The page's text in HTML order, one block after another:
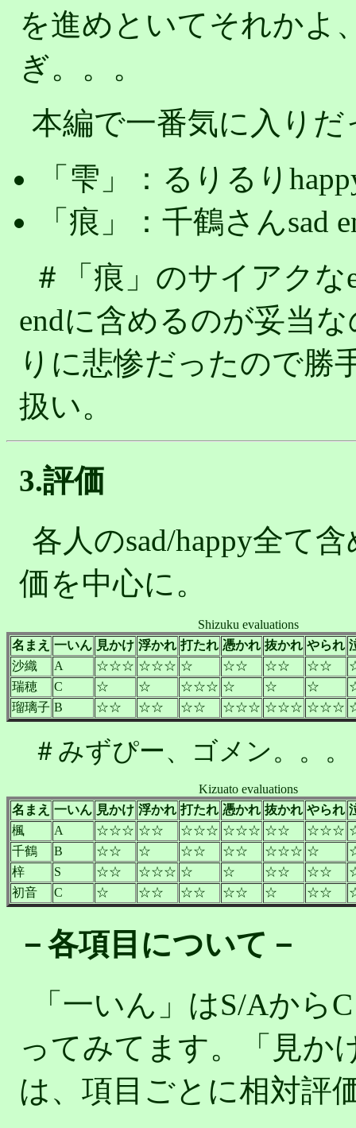
を進めといてそれかよ
ぎ。。。
本編で一番気に入り
「雫」：るりるり
「痕」：千鶴さんsad
＃「痕」のサイアク
endに含めるのが妥当
りに悲惨だったので勝
扱い。
3.評価
各人のsad/happy全て
価を中心に。
Shizuku evaluations
名まえ 一いん 見かけ 浮かれ 打たれ 憑かれ 抜かれ やられ
沙織
A ☆☆☆ ☆☆☆ ☆ ☆☆ ☆☆ ☆☆
瑞穂
C ☆ ☆ ☆☆☆ ☆ ☆ ☆
瑠璃子 B ☆☆ ☆☆ ☆☆ ☆☆☆ ☆☆☆ ☆☆☆
＃みずぴー、ゴメン。。。
Kizuato evaluations
名まえ 一いん 見かけ 浮かれ 打たれ 憑かれ 抜かれ やられ
楓
A ☆☆☆ ☆☆ ☆☆☆ ☆☆☆ ☆☆ ☆☆☆
千鶴
B ☆☆ ☆ ☆☆ ☆☆ ☆☆☆ ☆
梓
S ☆☆ ☆☆☆ ☆ ☆ ☆☆ ☆☆
初音
C ☆ ☆☆ ☆☆ ☆☆ ☆ ☆☆
－各項目について－
「一いん」はS/Aから
ってみてます。「見か
は、項目ごとに相対評